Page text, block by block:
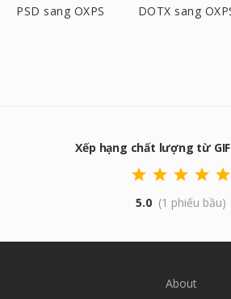
PSD sang OXPS DOTX sang
Xếp hạng chất lượng từ GIF
5.0 (1 phiếu bầu)
About